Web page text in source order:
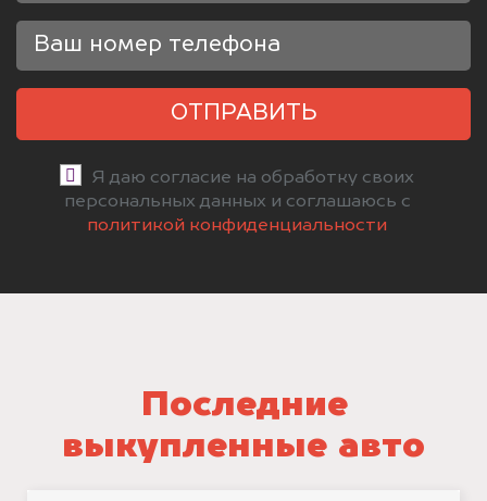
ОТПРАВИТЬ
Я даю согласие на обработку своих
персональных данных и соглашаюсь с
политикой конфиденциальности
Последние
выкупленные авто